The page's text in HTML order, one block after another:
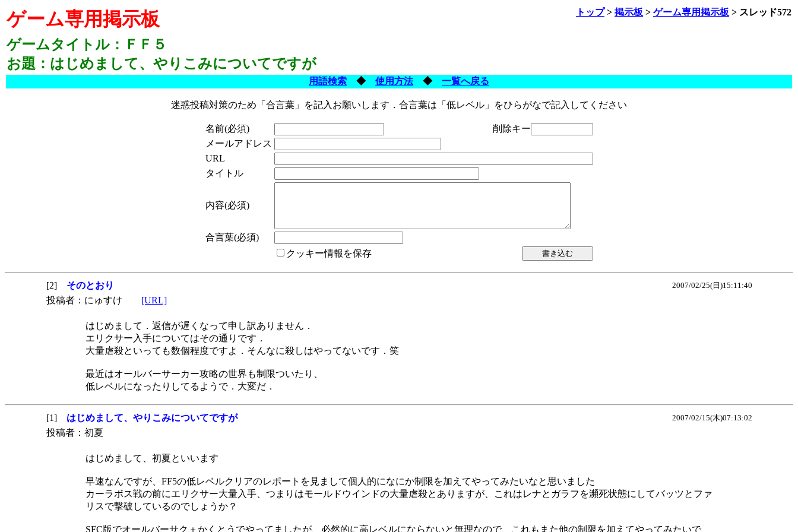
ゲーム専用掲示板 トップ> 掲示板 > ゲーム専用掲示板 > スレッド572
ゲームタイトル：ＦＦ５
お題：はじめまして、やりこみについてですが
用語検索 ◆ 使用方法◆ 一覧へ戻る
迷惑投稿対策のため「合言葉」を記入お願いします．合言葉は「低レベル」をひらがなで記入してください
名前(必須)
削除キー
メールアドレス
URL
タイトル
内容(必須)
合言葉(必須)
クッキー情報を保存
[2] そのとおり 2007/02/25(日)15:11:40
投稿者：にゅすけ [URL]
はじめまして．返信が遅くなって申し訳ありません．
エリクサー入手についてはその通りです．
大量虐殺といっても数個程度ですよ．そんなに殺しはやってないです．笑
最近はオールバーサーカー攻略の世界も制限ついたり、
低レベルになったりしてるようで．大変だ．
[1] はじめまして、やりこみについてですが 2007/02/15(木)07:13:02
投稿者：初夏
はじめまして、初夏といいます
早速なんですが、FF5の低レベルクリアのレポートを見まして個人的になにか制限を加えてやってみたいなと思いました
カーラボス戦の前にエリクサー大量入手、つまりはモールドウインドの大量虐殺とありますが、これはレナとガラフを瀕死状態にしてバッツとファ
リスで撃破しているのでしょうか？
SFC版でオールバーサク＋かくとうでやってましたが、必然的に高レベルにならないと無理なので、これもまた他の制限を加えてやってみたいで